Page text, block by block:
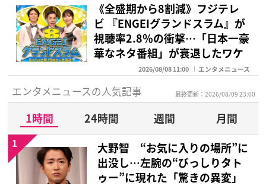
《全盛期から8割減》フジテレ
ビ 『ENGEIグランドスラム』が
視聴率2.8％の衝撃…「日本一豪
華なネタ番組」が衰退したワケ
2026/08/08 11:00 エンタメニュース
エンタメニュースの人気記事 最終更新：2026/08/09 23:00
1時間 24時間 週間
月間
大野智 “お気に入りの場所”に
出没し…左腕の“びっしりタト
ゥー”に現れた「驚きの異変」
1